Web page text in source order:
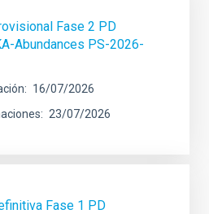
Fase 2 PD
Abundances PS-2026-
16/07/2026
23/07/2026
Fase 1 PD